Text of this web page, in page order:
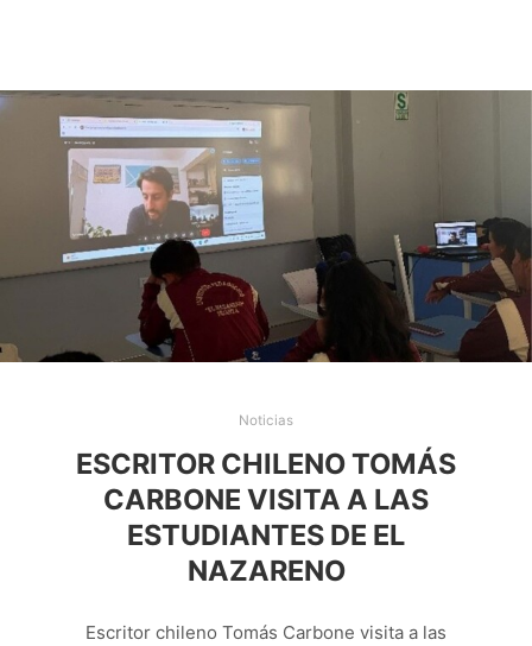
Noticias
ESCRITOR CHILENO TOMÁS
CARBONE VISITA A LAS
ESTUDIANTES DE EL
NAZARENO
Escritor chileno Tomás Carbone visita a las